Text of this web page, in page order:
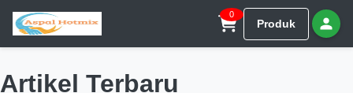
0
Produk
Artikel Terbaru